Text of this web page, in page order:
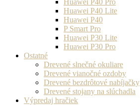
Huawei P40 Lite
Huawei P40
P Smart Pro
Huawei P30 Lite
Huawei P30 Pro
Ostatné
Drevené slnečné okuliare
Drevené vianočné ozdoby
Drevené bezdrôtové nabíjačky
Drevené stojany na slúchadla
Výpredaj hračiek